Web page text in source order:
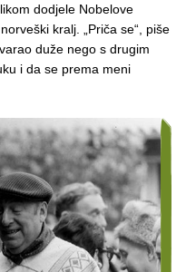
dodjele Nobelove
kralj. „Priča se“, piše
duže nego s drugim
i da se prema meni